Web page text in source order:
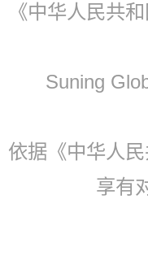
《中华人民共
Suning
依据《中华人
享有